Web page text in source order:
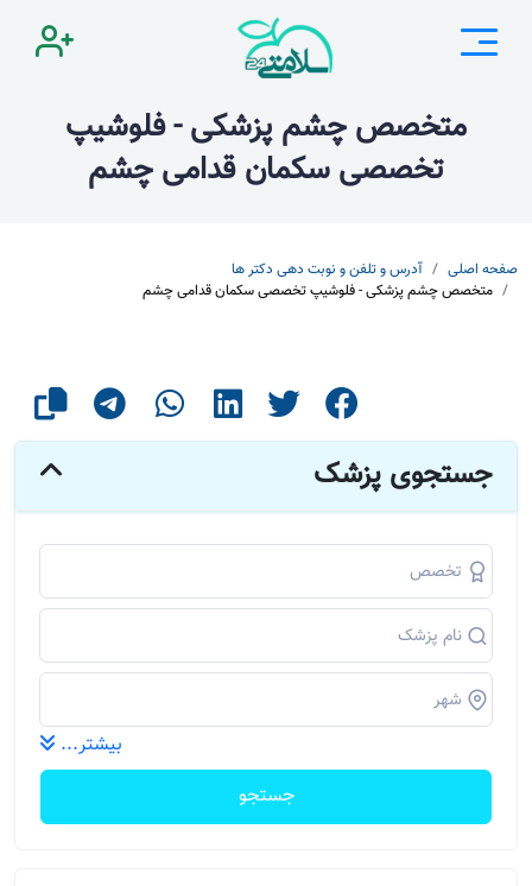
متخصص چشم پزشکی - فلوشیپ
تخصصی سکمان قدامی چشم
صفحه اصلی
آدرس و تلفن و نوبت دهی دکتر ها
متخصص چشم پزشکی - فلوشیپ تخصصی سکمان قدامی چشم
جستجوی پزشک
بیشتر...
جستجو